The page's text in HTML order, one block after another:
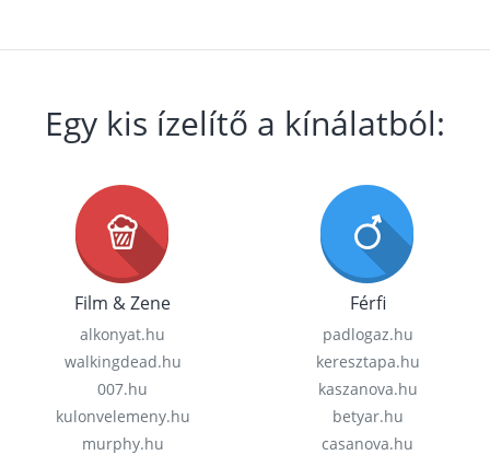
Egy kis ízelítő a kínálatból:
Film & Zene
alkonyat.hu
walkingdead.hu
007.hu
kulonvelemeny.hu
murphy.hu
Férfi
padlogaz.hu
keresztapa.hu
kaszanova.hu
betyar.hu
casanova.hu